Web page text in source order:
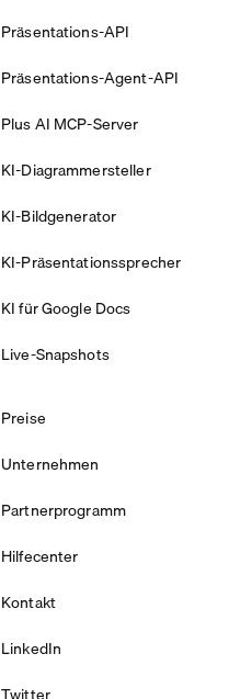
Präsentations-API
Präsentations-Agent-API
Plus AI MCP-Server
KI-Diagrammersteller
KI-Bildgenerator
KI-Präsentationssprecher
KI für Google Docs
Live-Snapshots
Preise
Unternehmen
Partnerprogramm
Hilfecenter
Kontakt
LinkedIn